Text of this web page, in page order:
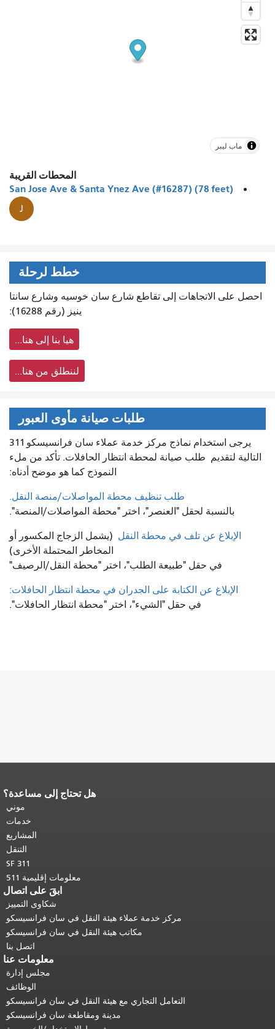
ماب ليبر
المحطات القريبة
San Jose Ave & Santa Ynez Ave (#16287) (78 feet)
J
خطط لرحلة
احصل على الاتجاهات إلى تقاطع شارع سان خوسيه وشارع سانتا
ينيز (رقم 16288):
هيا بنا إلى هنا...
لننطلق من هنا...
طلبات صيانة مأوى العبور
يرجى استخدام نماذج مركز خدمة عملاء سان فرانسيسكو 311
التالية لتقديم طلب صيانة لمحطة انتظار الحافلات. تأكد من ملء
النموذج كما هو موضح أدناه:
طلب تنظيف محطة المواصلات/منصة النقل.
بالنسبة لحقل "العنصر"، اختر "محطة المواصلات/المنصة".
الإبلاغ عن تلف في محطة النقل (يشمل الزجاج المكسور أو
المخاطر المحتملة الأخرى)
في حقل "طبيعة الطلب"، اختر "محطة النقل/الرصيف"
الإبلاغ عن الكتابة على الجدران في محطة انتظار الحافلات:
في حقل "الشيء"، اختر "محطة انتظار الحافلات".
هل تحتاج إلى مساعدة؟
موني
خدمات
المشاريع
التنقل
SF 311
معلومات إقليمية 511
ابقَ على اتصال
شكاوى التمييز
مركز خدمة عملاء هيئة النقل في سان فرانسيسكو
مكاتب هيئة النقل في سان فرانسيسكو
اتصل بنا
معلومات عنا
مجلس إدارة
الوظائف
التعامل التجاري مع هيئة النقل في سان فرانسيسكو
مدينة ومقاطعة سان فرانسيسكو